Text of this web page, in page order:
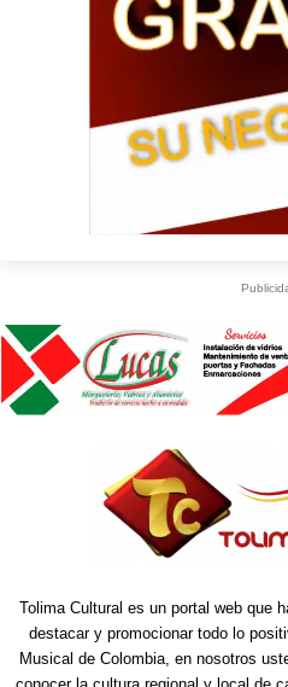
Tolima Cultural es un portal web que
destacar y promocionar todo lo
Musical de Colombia, en nosotros